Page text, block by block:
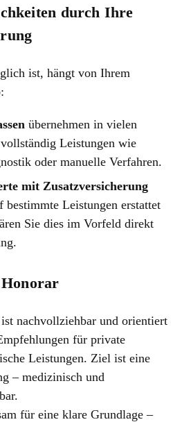
durch Ihre
ist, hängt von Ihrem
übernehmen in vielen
Leistungen wie
oder manuelle Verfahren.
mit Zusatzversicherung
bestimmte Leistungen erstattet
Sie dies im Vorfeld direkt
nachvollziehbar und orientiert
für private
Leistungen. Ziel ist eine
– medizinisch und
für eine klare Grundlage –